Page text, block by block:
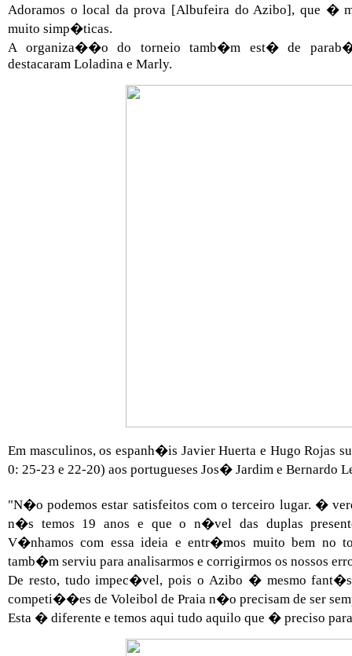
Adoramos o local da prova [Albufeira do Azibo], que �
muito simp�ticas.
A organiza��o do torneio tamb�m est� de
destacaram Loladina e Marly.
Em masculinos, os espanh�is Javier Huerta e Hugo Rojas
0: 25-23 e 22-20) aos portugueses Jos� Jardim e Bernardo
"N�o podemos estar satisfeitos com o terceiro lugar. �
n�s temos 19 anos e que o n�vel das duplas
V�nhamos com essa ideia e entr�mos muito bem no
tamb�m serviu para analisarmos e corrigirmos os nossos
De resto, tudo impec�vel, pois o Azibo � mesmo
competi��es de Voleibol de Praia n�o precisam de ser
Esta � diferente e temos aqui tudo aquilo que � preciso